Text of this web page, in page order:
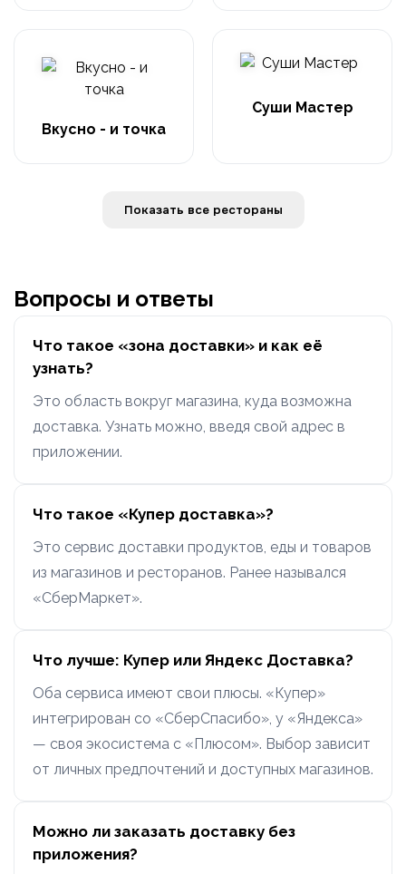
Вкусно - и точка
Суши Мастер
Показать все рестораны
Вопросы и ответы
Что такое «зона доставки» и как её
узнать?
Это область вокруг магазина, куда возможна
доставка. Узнать можно, введя свой адрес в
приложении.
Что такое «Купер доставка»?
Это сервис доставки продуктов, еды и товаров
из магазинов и ресторанов. Ранее назывался
«СберМаркет».
Что лучше: Купер или Яндекс Доставка?
Оба сервиса имеют свои плюсы. «Купер»
интегрирован со «СберСпасибо», у «Яндекса»
— своя экосистема с «Плюсом». Выбор зависит
от личных предпочтений и доступных магазинов.
Можно ли заказать доставку без
приложения?